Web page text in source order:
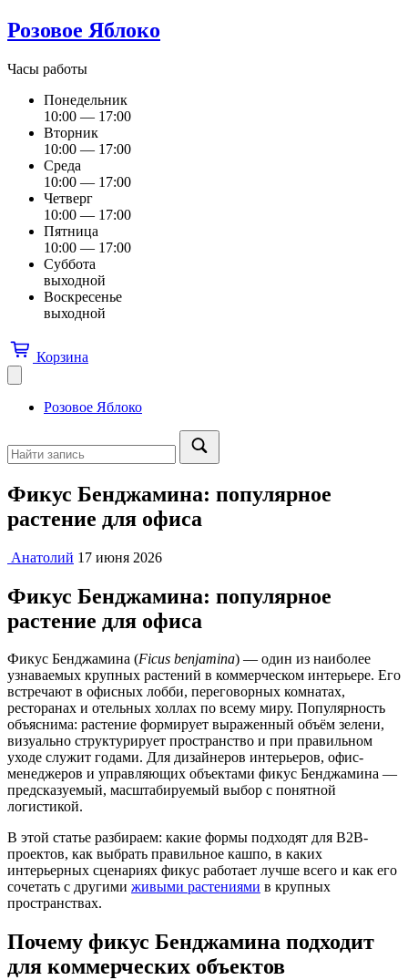
Розовое Яблоко
Часы работы
Понедельник
10:00 — 17:00
Вторник
10:00 — 17:00
Среда
10:00 — 17:00
Четверг
10:00 — 17:00
Пятница
10:00 — 17:00
Суббота
выходной
Воскресенье
выходной
Корзина
Розовое Яблоко
Фикус Бенджамина: популярное
растение для офиса
Анатолий 17 июня 2026
Фикус Бенджамина: популярное
растение для офиса
Фикус Бенджамина (Ficus benjamina) — один из наиболее
узнаваемых крупных растений в коммерческом интерьере. Его
встречают в офисных лобби, переговорных комнатах,
ресторанах и отельных холлах по всему миру. Популярность
объяснима: растение формирует выраженный объём зелени,
визуально структурирует пространство и при правильном
уходе служит годами. Для дизайнеров интерьеров, офис-
менеджеров и управляющих объектами фикус Бенджамина —
предсказуемый, масштабируемый выбор с понятной
логистикой.
В этой статье разбираем: какие формы подходят для B2B-
проектов, как выбрать правильное кашпо, в каких
интерьерных сценариях фикус работает лучше всего и как его
сочетать с другими живыми растениями в крупных
пространствах.
Почему фикус Бенджамина подходит
для коммерческих объектов